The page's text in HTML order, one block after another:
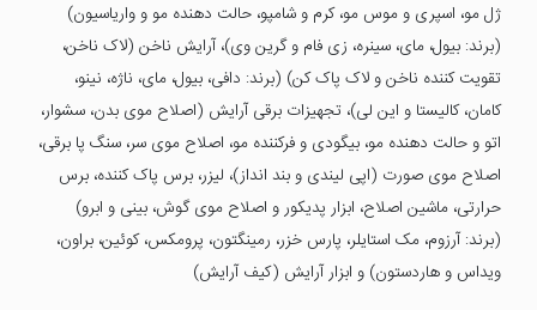
ژل مو، اسپری و موس مو، کرم و شامپو، حالت دهنده مو و واریاسیون)
(برند: بیول، مای، سینره، زی فام و گرین وی)، آرایش ناخن (لاک ناخن،
تقویت کننده ناخن و لاک پاک کن) (برند: دافی، بیول، مای، ناژه، نینو،
کامان، کالیستا و این لی)، تجهیزات برقی آرایش (اصلاح موی بدن، سشوار،
اتو و حالت دهنده مو، بیگودی و فرکننده مو، اصلاح موی سر، سنگ پا برقی،
اصلاح موی صورت (اپی لیندی و بند انداز)، لیزر، برس پاک کننده، برس
حرارتی، ماشین اصلاح، ابزار پدیکور و اصلاح موی گوش، بینی و ابرو)
(برند: آرزوم، مک استایلر، پارس خزر، رمینگتون، پرومکس، کوئین، براون،
ویداس و هاردستون) و ابزار آرایش (کیف آرایش)